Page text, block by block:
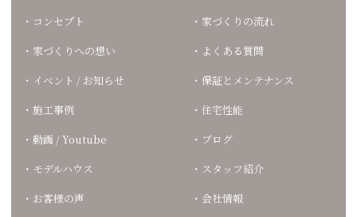
コンセプト
家づくりへの想い
イベント / お知らせ
施工事例
動画 / Youtube
モデルハウス
お客様の声
家づくりの流れ
よくある質問
保証とメンテナンス
住宅性能
ブログ
スタッフ紹介
会社情報